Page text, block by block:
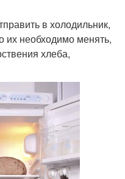
в холодильник,
их необходимо менять,
хлеба,